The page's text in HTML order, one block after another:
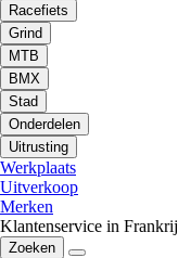
Racefiets
Grind
MTB
BMX
Stad
Onderdelen
Uitrusting
Werkplaats
Uitverkoop
Merken
Klantenservice in
Zoeken